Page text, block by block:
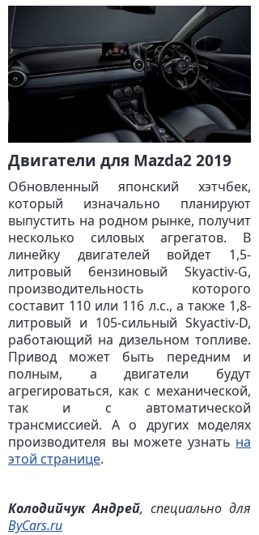
Двигатели для Mazda2 2019
Обновленный японский хэтчбек,
который изначально планируют
выпустить на родном рынке, получит
несколько силовых агрегатов. В
линейку двигателей войдет 1,5-
литровый бензиновый Skyactiv-G,
производительность которого
составит 110 или 116 л.с., а также 1,8-
литровый и 105-сильный Skyactiv-D,
работающий на дизельном топливе.
Привод может быть передним и
полным, а двигатели будут
агрегироваться, как с механической,
так и с автоматической
трансмиссией. А о других моделях
производителя вы можете узнать на
этой странице.
Колодийчук Андрей, специально для
ByCars.ru